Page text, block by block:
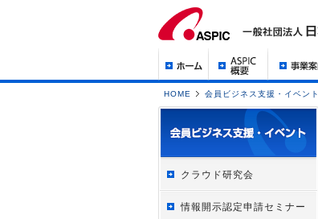
HOME 会員ビジネス支援・イベント
クラウド研究会
情報開示認定申請セミナー